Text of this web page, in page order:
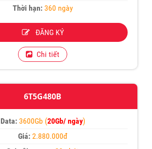
Thời hạn:360 ngày
ĐĂNG KÝ
Chi tiết
6T5G480B
Data: 3600Gb (20Gb/ ngày)
Giá:2.880.000đ